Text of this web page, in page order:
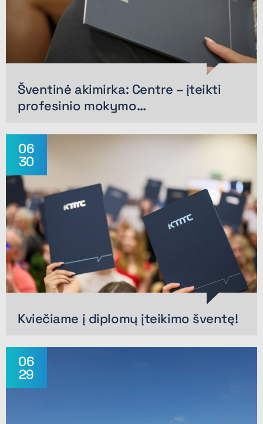
Šventinė akimirka: Centre – įteikti
profesinio mokymo…
06
30
Kviečiame į diplomų įteikimo šventę!
06
29